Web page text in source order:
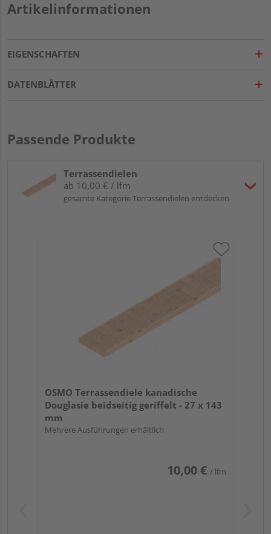
Artikelinformationen
EIGENSCHAFTEN
DATENBLÄTTER
Passende Produkte
Terrassendielen
ab 10,00 € / lfm
gesamte Kategorie Terrassendielen entdecken
OSMO Terrassendiele kanadische
Douglasie beidseitig geriffelt - 27 x 143
mm
Mehrere Ausführungen erhältlich
10,00 € / lfm